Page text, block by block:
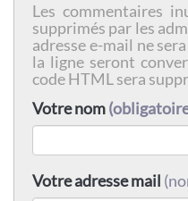
Les commentaires
supprimés par les
adresse e-mail ne
la ligne seront
code HTML sera
Votre nom
Votre adresse mail